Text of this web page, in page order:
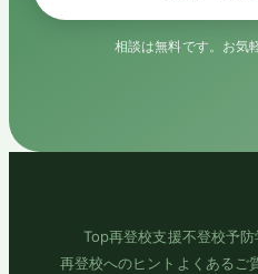
相談は無料です。お気
Top再登校支援不登校予防
再登校へのヒント よくあるご